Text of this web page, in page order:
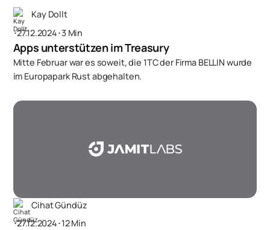
Kay Dollt
･27.12.2024･3 Min
Apps unterstützen im Treasury
Mitte Februar war es soweit, die 1TC der Firma BELLIN wurde
im Europapark Rust abgehalten.
Cihat Gündüz
･27.12.2024･12 Min